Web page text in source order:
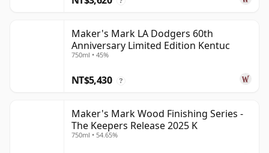
Maker's Mark LA Dodgers 60th
Anniversary Limited Edition Kentuc
750ml • 45%
NT$5,430 ?
Maker's Mark Wood Finishing Series -
The Keepers Release 2025 K
750ml • 54.65%